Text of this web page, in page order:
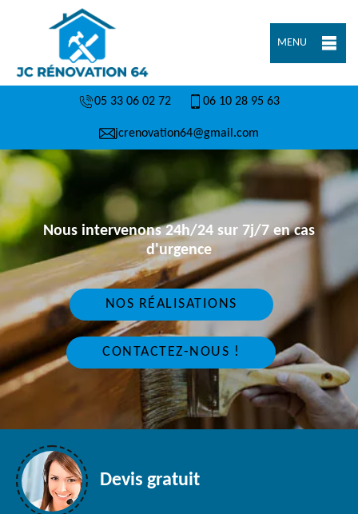
MENU
05 33 06 02 72 06 10 28 95 63
jcrenovation64@gmail.com
Nous intervenons 24h/24 sur 7j/7 en cas
d'urgence
NOS RÉALISATIONS
CONTACTEZ-NOUS !
Devis gratuit